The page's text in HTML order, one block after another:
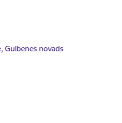
Gulbenes novads